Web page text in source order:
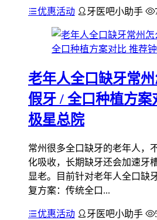
优惠活动 牙医吧小助手
老年人全口缺牙常
假牙 / 全口种植方案
极星总院
常州很多全口缺牙的老年人，
化吸收，长期缺牙还会加速牙
显老。目前针对老年人全口缺
复方案：传统全口...
优惠活动 牙医吧小助手